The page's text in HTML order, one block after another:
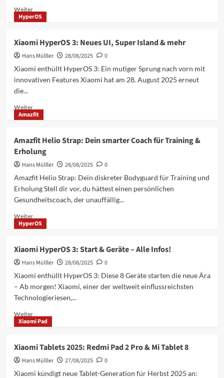
HyperOS
3
WeiterMehr
Informationen
16
Serie:
Startet
mit
Modellen
HyperOS
Xiaomi HyperOS 3: Neues UI, Super Island & mehr
Hans Mülller 28/08/2025
0
Xiaomi enthüllt HyperOS 3: Ein mutiger Sprung nach vorn mit
innovativen Features Xiaomi hat am 28. August 2025 erneut
die...
WeiterMehr
Informationen
HyperOS
3:
Neues
Super
Island
&
Amazfit
Amazfit Helio Strap: Dein smarter Coach für Training &
Erholung
Hans Mülller 28/08/2025
0
Amazfit Helio Strap: Dein diskreter Bodyguard für Training und
Erholung Stell dir vor, du hättest einen persönlichen
Gesundheitscoach, der unauffällig...
WeiterMehr
Informationen
Helio
Strap:
Dein
Coach
für
&
Erholung
HyperOS
Xiaomi HyperOS 3: Start & Geräte – Alle Infos!
Hans Mülller 28/08/2025
0
Xiaomi enthüllt HyperOS 3: Diese 8 Geräte starten die neue Ära
– Ab morgen! Xiaomi, einer der weltweit einflussreichsten
Technologieriesen,...
WeiterMehr
Informationen
HyperOS
3:
Start
Xiaomi Pad
Xiaomi Tablets 2025: Redmi Pad 2 Pro & Mi Tablet 8
Hans Mülller 27/08/2025
0
Xiaomi kündigt neue Tablet-Generation für Herbst 2025 an: